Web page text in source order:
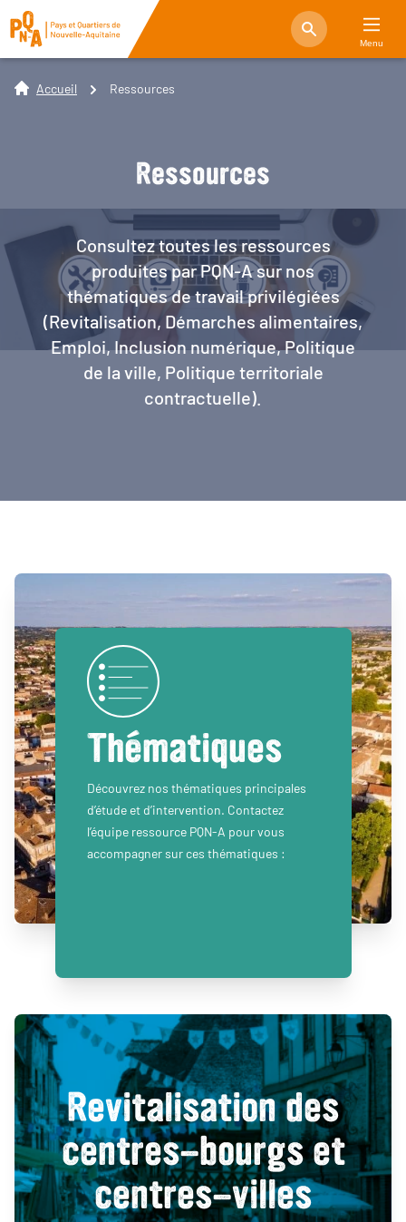
Menu
Accueil Ressources
Ressources
Consultez toutes les ressources
produites par PQN-A sur nos
thématiques de travail privilégiées
(Revitalisation, Démarches alimentaires,
Emploi, Inclusion numérique, Politique
de la ville, Politique territoriale
contractuelle).
Thématiques
Découvrez nos thématiques principales
d’étude et d’intervention. Contactez
l’équipe ressource PQN-A pour vous
accompagner sur ces thématiques :
Revitalisation des
centres-bourgs et
centres-villes